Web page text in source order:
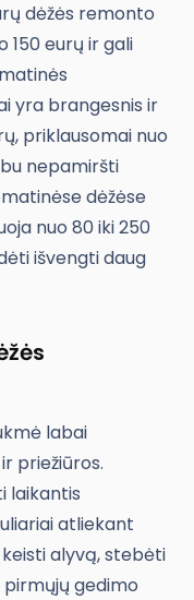
dėžės remonto
150 eurų ir gali
yra brangesnis ir
priklausomai nuo
nepamiršti
dėžėse
nuo 80 iki 250
išvengti daug
labai
priežiūros.
laikantis
atliekant
alyvą, stebėti
gedimo